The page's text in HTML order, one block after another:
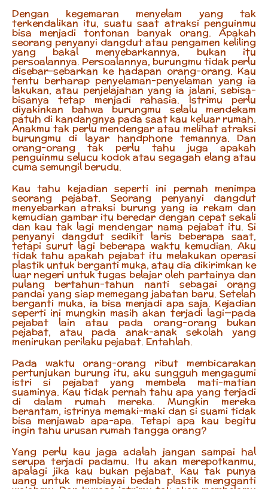
Dengan kegemaran menyelam yang tak
terkendalikan itu, suatu saat atraksi penguinmu
bisa menjadi tontonan banyak orang. Apakah
seorang penyanyi dangdut atau pengamen keliling
yang bakal menyebarkannya, bukan itu
persoalannya. Persoalannya, burungmu tidak perlu
disebar-sebarkan ke hadapan orang-orang. Kau
tentu berharap penyelaman-penyelaman yang ia
lakukan, atau penjelajahan yang ia jalani, sebisa-
bisanya tetap menjadi rahasia. Istrimu perlu
diyakinkan bahwa burungmu selalu mendekam
patuh di kandangnya pada saat kau keluar rumah.
Anakmu tak perlu mendengar atau melihat atraksi
burungmu di layar handphone temannya. Dan
orang-orang tak perlu tahu juga apakah
penguinmu selucu kodok atau segagah elang atau
cuma semungil berudu.
Kau tahu kejadian seperti ini pernah menimpa
seorang pejabat. Seorang penyanyi dangdut
menyebarkan atraksi burung yang ia rekam dan
kemudian gambar itu beredar dengan cepat sekali
dan kau tak lagi mendengar nama pejabat itu. Si
penyanyi dangdut sedikit laris beberapa saat,
tetapi surut lagi beberapa waktu kemudian. Aku
tidak tahu apakah pejabat itu melakukan operasi
plastik untuk berganti muka, atau dia dikirimkan ke
luar negeri untuk tugas belajar oleh partainya dan
pulang bertahun-tahun nanti sebagai orang
pandai yang siap memegang jabatan baru. Setelah
berganti muka, ia bisa menjadi apa saja. Kejadian
seperti ini mungkin masih akan terjadi lagi—pada
pejabat lain atau pada orang-orang bukan
pejabat, atau pada anak-anak sekolah yang
menirukan perilaku pejabat. Entahlah.
Pada waktu orang-orang ribut membicarakan
pertunjukan burung itu, aku sungguh mengagumi
istri si pejabat yang membela mati-matian
suaminya. Kau tidak pernah tahu apa yang terjadi
di dalam rumah mereka. Mungkin mereka
berantam, istrinya memaki-maki dan si suami tidak
bisa menjawab apa-apa. Tetapi apa kau begitu
ingin tahu urusan rumah tangga orang?
Yang perlu kau jaga adalah jangan sampai hal
serupa terjadi padamu. Itu akan merepotkanmu,
apalagi jika kau bukan pejabat. Kau tak punya
uang untuk membiayai bedah plastik mengganti